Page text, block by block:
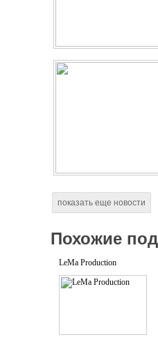
показать еще новости
Похожие
LeMa Production